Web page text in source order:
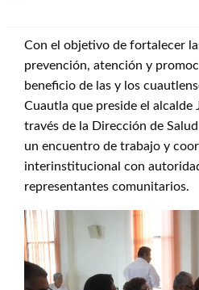
Con el objetivo de fortalecer
prevención, atención y
beneficio de las y los
Cuautla que preside el alcalde
través de la Dirección de
un encuentro de trabajo y
interinstitucional con
representantes comunitarios.